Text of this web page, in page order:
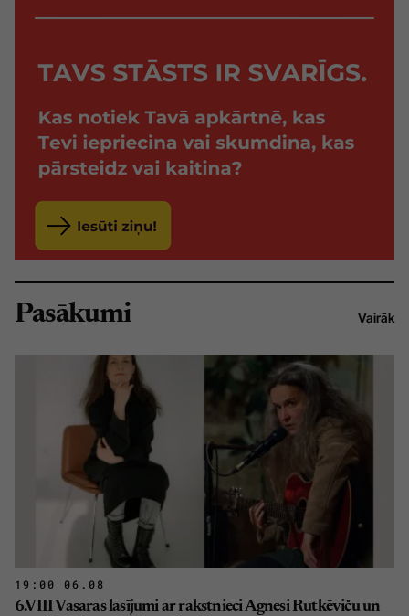
Pasākumi Vairāk
19:00 06.08
6.VIII Vasaras lasījumi ar rakstnieci Agnesi Rutkēviču un